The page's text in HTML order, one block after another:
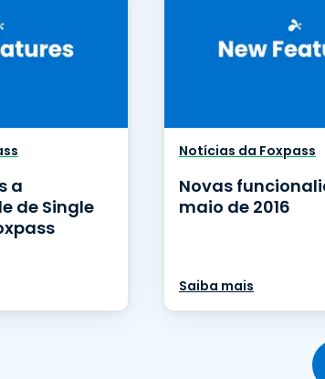
a
de Single
Notícias da Foxpass
Novas
maio de 2016
Saiba mais